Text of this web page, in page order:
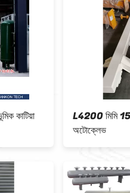
L4200 মিমি 1500 কেজি